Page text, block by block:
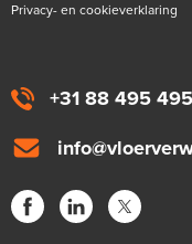
+31 88 495
Privacy- en cookieverklaring